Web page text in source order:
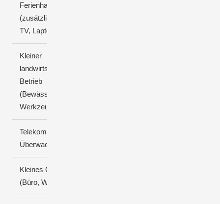
Ferienhaus
(zusätzlich Pumpe,
TV, Laptop)
Kleiner
landwirtschaftlicher
Betrieb
(Bewässerung,
Werkzeuge, Kühlung)
Telekommunikations-/
Überwachungsstation
Kleines Gewerbe
(Büro, Werkstatt)